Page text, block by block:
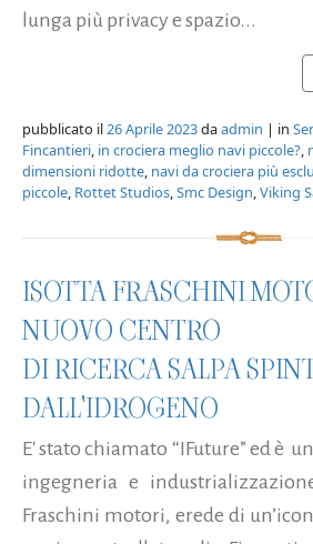
lunga più privacy e spazio...
pubblicato il26 Aprile 2023daadmin | in
Fincantieri, in crociera meglio navi piccole?,
dimensioni ridotte, navi da crociera più
piccole, Rottet Studios,Smc Design,Viking
ISOTTA FRASCHINI
NUOVO CENTRO
DI RICERCA SALPA
DALL'IDROGENO
E' stato chiamato “IFuture” ed è
ingegneria e
Fraschini motori, erede di